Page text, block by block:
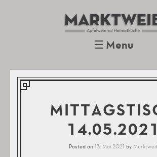
Apfelwein und Heimatküche
☰ Menu
14.05.2021
Posted on 13. Mai 2021 by